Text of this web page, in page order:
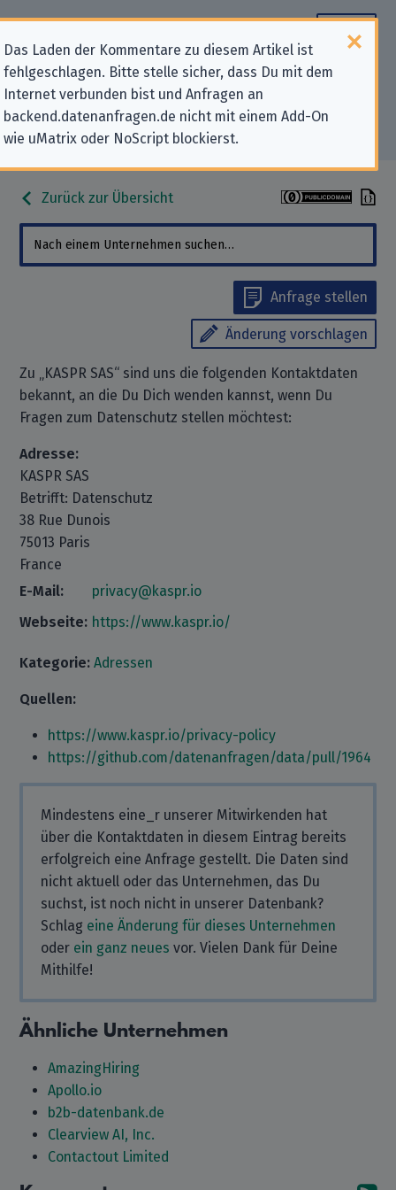
Das Laden der Kommentare zu diesem Artikel ist
fehlgeschlagen. Bitte stelle sicher, dass Du mit dem
Internet verbunden bist und Anfragen an
backend.datenanfragen.de nicht mit einem Add-On
wie uMatrix oder NoScript blockierst.
Datenschutz-Kontaktdaten für
„KASPR SAS“
Zurück zur Übersicht
Anfrage stellen
Änderung vorschlagen
Zu „KASPR SAS“ sind uns die folgenden Kontaktdaten
bekannt, an die Du Dich wenden kannst, wenn Du
Fragen zum Datenschutz stellen möchtest:
Adresse:
KASPR SAS
Betrifft: Datenschutz
38 Rue Dunois
75013 Paris
France
E-Mail:
privacy@kaspr.io
Webseite: https://www.kaspr.io/
Kategorie: Adressen
Quellen:
https://www.kaspr.io/privacy-policy
https://github.com/datenanfragen/data/pull/1964
Mindestens eine_r unserer Mitwirkenden hat
über die Kontaktdaten in diesem Eintrag bereits
erfolgreich eine Anfrage gestellt. Die Daten sind
nicht aktuell oder das Unternehmen, das Du
suchst, ist noch nicht in unserer Datenbank?
Schlag eine Änderung für dieses Unternehmen
oder ein ganz neues vor. Vielen Dank für Deine
Mithilfe!
Ähnliche Unternehmen
AmazingHiring
Apollo.io
b2b-datenbank.de
Clearview AI, Inc.
Contactout Limited